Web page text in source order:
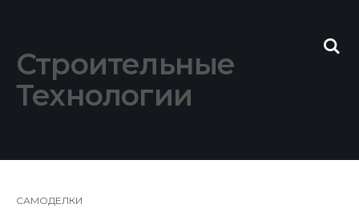
Строительные
Технологии
САМОДЕЛКИ